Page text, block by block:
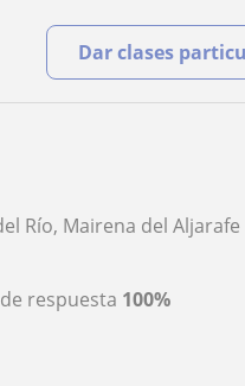
Dar clases
Río, Mairena del Aljarafe
de respuesta 100%